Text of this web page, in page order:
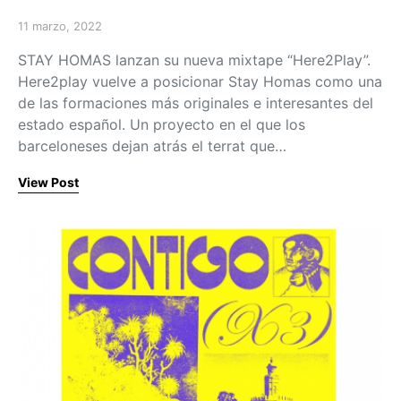
Posted on
11 marzo, 2022
STAY HOMAS lanzan su nueva mixtape “Here2Play”.
Here2play vuelve a posicionar Stay Homas como una
de las formaciones más originales e interesantes del
estado español. Un proyecto en el que los
barceloneses dejan atrás el terrat que…
View Post